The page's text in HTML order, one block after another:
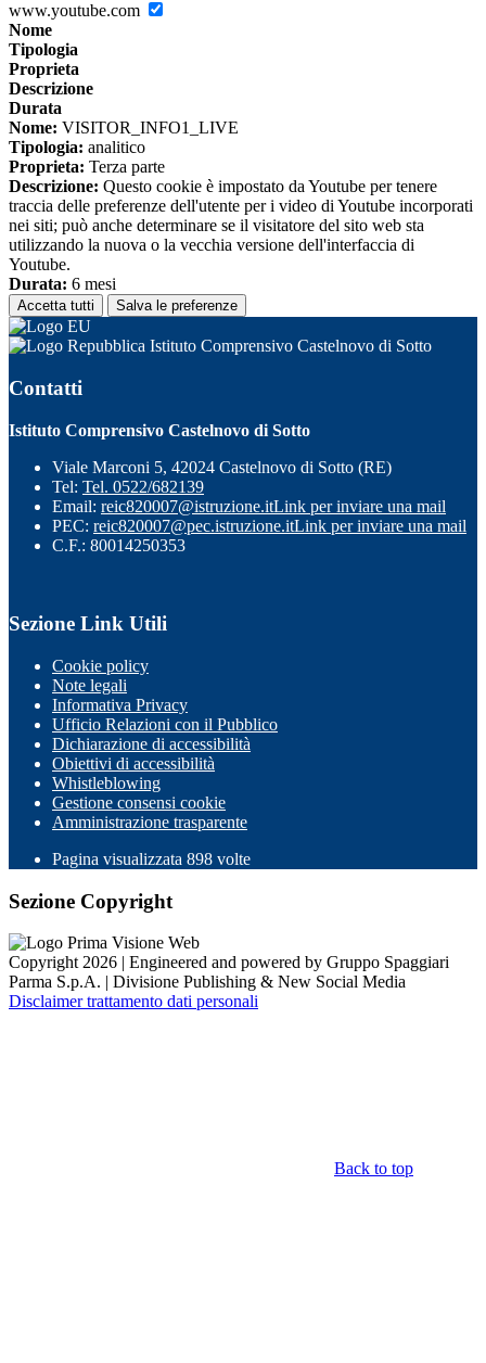
www.youtube.com
Nome
Tipologia
Proprieta
Descrizione
Durata
Nome: VISITOR_INFO1_LIVE
Tipologia: analitico
Proprieta: Terza parte
Descrizione: Questo cookie è impostato da Youtube per tenere
traccia delle preferenze dell'utente per i video di Youtube incorporati
nei siti; può anche determinare se il visitatore del sito web sta
utilizzando la nuova o la vecchia versione dell'interfaccia di
Youtube.
Durata: 6 mesi
Accetta tutti Salva le preferenze
Istituto Comprensivo Castelnovo di Sotto
Contatti
Istituto Comprensivo Castelnovo di Sotto
Viale Marconi 5, 42024 Castelnovo di Sotto (RE)
Tel: Tel. 0522/682139
Email: reic820007@istruzione.itLink per inviare una mail
PEC: reic820007@pec.istruzione.itLink per inviare una mail
C.F.: 80014250353
Sezione Link Utili
Cookie policy
Note legali
Informativa Privacy
Ufficio Relazioni con il Pubblico
Dichiarazione di accessibilità
Obiettivi di accessibilità
Whistleblowing
Gestione consensi cookie
Amministrazione trasparente
Pagina visualizzata 898 volte
Sezione Copyright
Copyright 2026 | Engineered and powered by Gruppo Spaggiari
Parma S.p.A. | Divisione Publishing & New Social Media
Disclaimer trattamento dati personali
Back to top